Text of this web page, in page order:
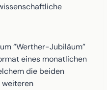
“Werther-Jubiläum”
eines monatlichen
die beiden